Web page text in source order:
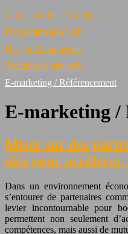
Applis mobiles / Logiciels
Programmation web
Design / Graphisme
Création de site web
E-marketing / Référencement
E-marketing /
Miser sur des
clés pour accélérer
Dans un environnement
s’entourer de partenaires
levier incontournable pour
permettent non seulement
compétences, mais aussi de